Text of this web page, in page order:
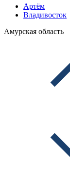
Артём
Владивосток
Амурская область